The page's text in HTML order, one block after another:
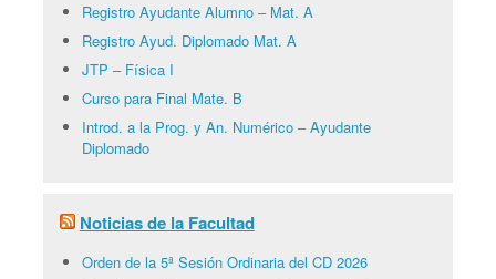
Registro Ayudante Alumno – Mat. A
Registro Ayud. Diplomado Mat. A
JTP – Física I
Curso para Final Mate. B
Introd. a la Prog. y An. Numérico – Ayudante
Diplomado
Noticias de la Facultad
Orden de la 5ª Sesión Ordinaria del CD 2026